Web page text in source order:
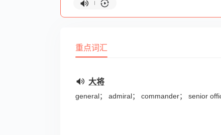
重点词汇
大将
general； admiral； commander； senior